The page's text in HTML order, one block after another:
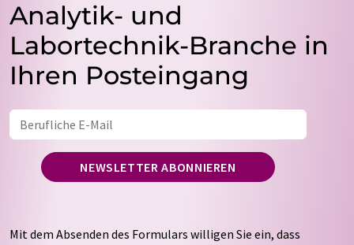
Analytik- und
Labortechnik-Branche in
Ihren Posteingang
NEWSLETTER ABONNIEREN
Mit dem Absenden des Formulars willigen Sie ein, dass